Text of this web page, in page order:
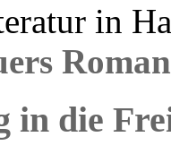
in
in die